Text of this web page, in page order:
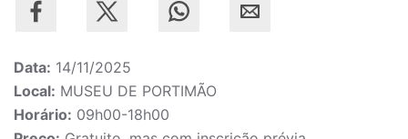
Data: 14/11/2025
Local: MUSEU DE PORTIMÃO
Horário: 09h00-18h00